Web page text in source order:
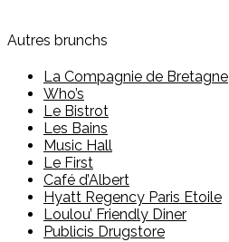
Autres brunchs
La Compagnie de Bretagne
Who’s
Le Bistrot
Les Bains
Music Hall
Le First
Café d’Albert
Hyatt Regency Paris Etoile
Loulou’ Friendly Diner
Publicis Drugstore